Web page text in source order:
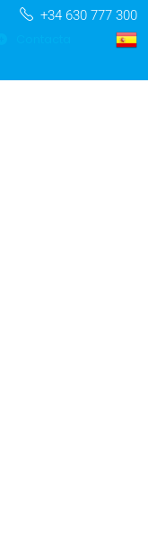
+34 630 777 300